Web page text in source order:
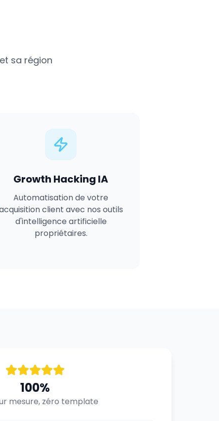
et sa région
Growth Hacking IA
Automatisation de votre
client avec nos outils
d'intelligence artificielle
propriétaires.
100%
mesure, zéro template